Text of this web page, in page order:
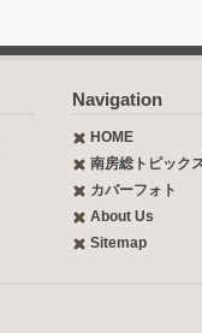
Navigation
HOME
南房総トピック
カバーフォト
About Us
Sitemap